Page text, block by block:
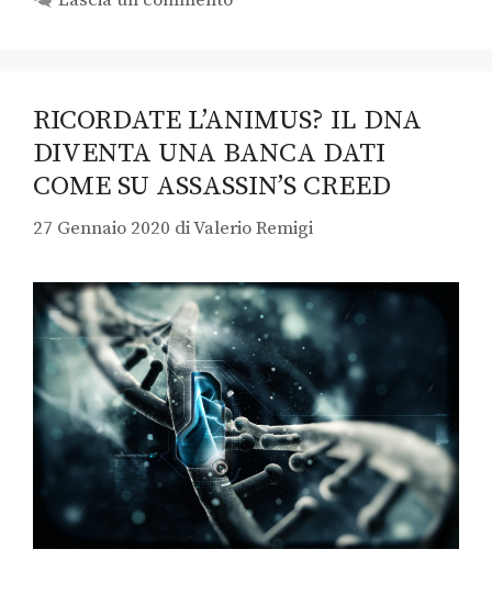
RICORDATE L’ANIMUS? IL DNA
DIVENTA UNA BANCA DATI
COME SU ASSASSIN’S CREED
27 Gennaio 2020 diValerio Remigi